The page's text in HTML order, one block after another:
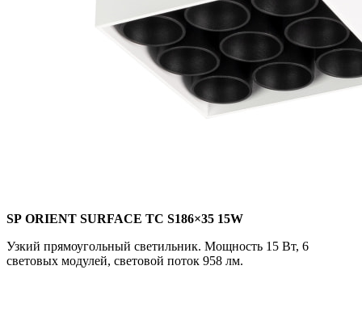
SP ORIENT SURFACE TC S186×35 15W
Узкий прямоугольный светильник. Мощность 15 Вт, 6
световых модулей, световой поток 958 лм.